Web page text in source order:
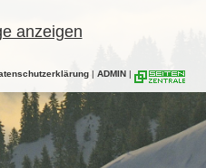
anzeigen
| ADMIN |